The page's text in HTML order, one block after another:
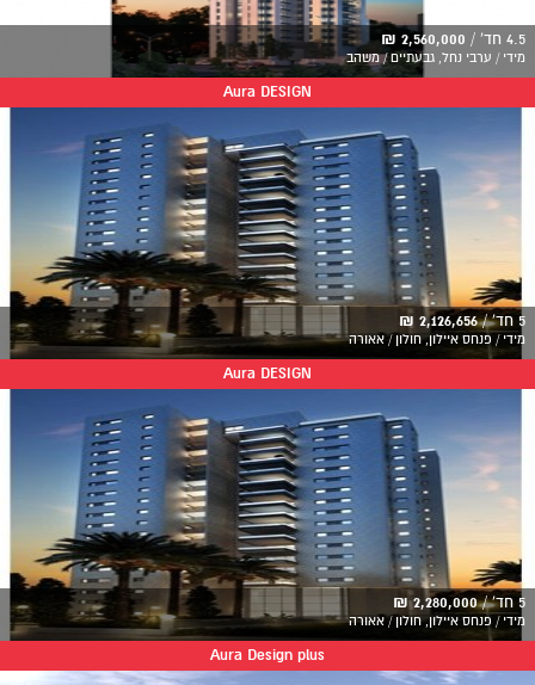
4.5 חד' / 2,560,000 ₪
מידי / ערבי נחל, גבעתיים / משהב
Aura DESIGN
5 חד' / 2,126,656 ₪
מידי / פנחס איילון, חולון / אאורה
Aura DESIGN
5 חד' / 2,280,000 ₪
מידי / פנחס איילון, חולון / אאורה
Aura Design plus